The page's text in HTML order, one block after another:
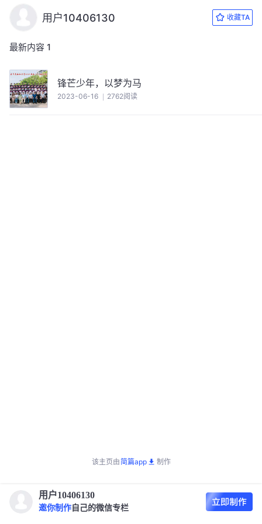
用户10406130 收藏TA
最新内容 1
锋芒少年，以梦为马
2023-06-16 2762阅读
该主页由简篇app 制作
用户10406130
邀你制作 自己的微信专栏